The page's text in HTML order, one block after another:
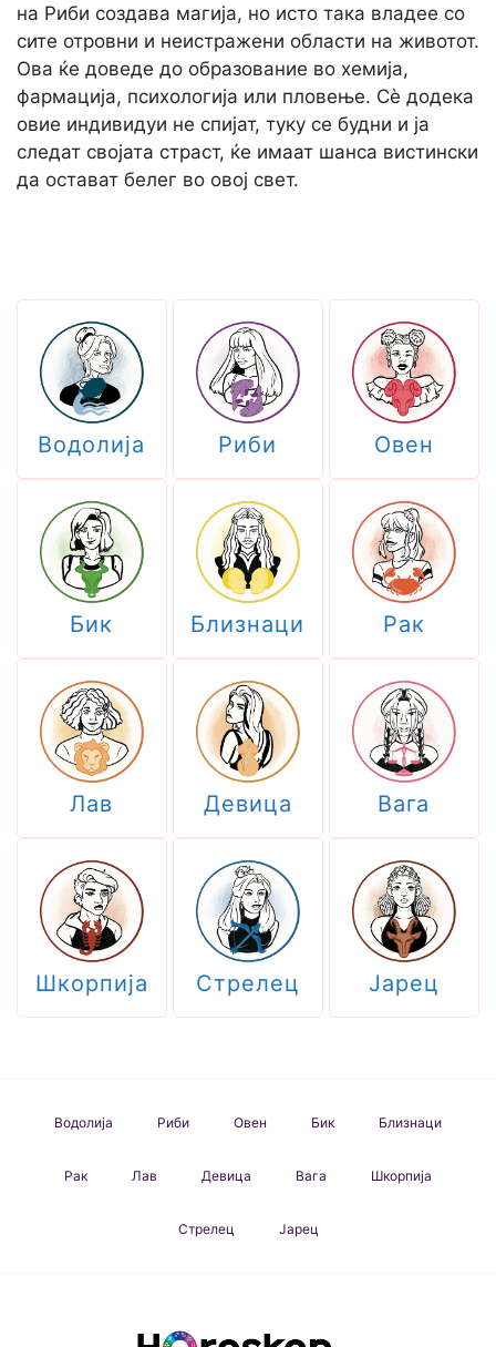
на Риби создава магија, но исто така владее со
сите отровни и неистражени области на животот.
Ова ќе доведе до образование во хемија,
фармација, психологија или пловење. Сè додека
овие индивидуи не спијат, туку се будни и ја
следат својата страст, ќе имаат шанса вистински
да остават белег во овој свет.
Водолија Риби Овен
Бик Близнаци Рак
Лав Девица Вага
Шкорпија Стрелец Јарец
Водолија Риби Овен Бик Близнаци
Рак Лав Девица Вага Шкорпија
Стрелец Јарец